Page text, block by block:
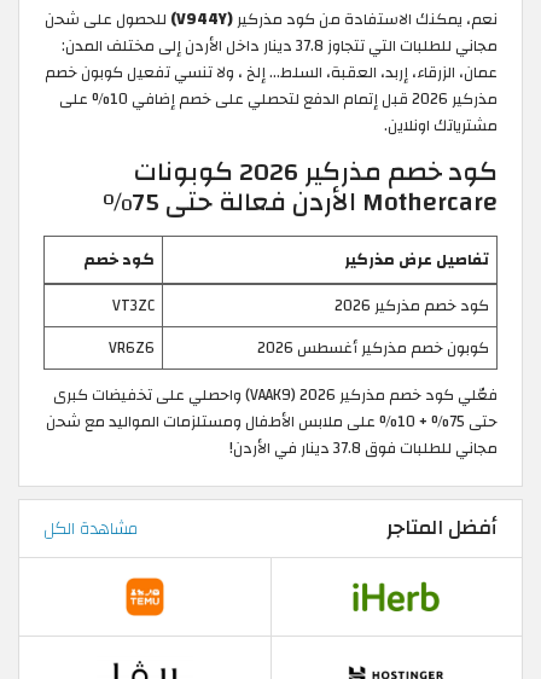
نعم، يمكنك الاستفادة من كود مذركير(V944Y)
للحصول على شحن
مجاني للطلبات التي تتجاوز 37.8 دينار داخل الأردن إلى مختلف المدن:
عمان، الزرقاء، إربد، العقبة، السلط... إلخ ، ولا تنسي تفعيل كوبون خصم
مذركير 2026 قبل إتمام الدفع لتحصلي على خصم إضافي 10% على
مشترياتك اونلاين.
كود خصم مذركير 2026 كوبونات
Mothercare الأردن فعالة حتى 75%
تفاصيل عرض مذركير
كود خصم
كود خصم مذركير 2026
VT3ZC
كوبون خصم مذركير أغسطس 2026
VR6Z6
فعّلي كود خصم مذركير 2026 (VAAK9) واحصلي على تخفيضات كبرى
حتى 75% + 10% على ملابس الأطفال ومستلزمات المواليد مع شحن
مجاني للطلبات فوق 37.8 دينار في الأردن!
أفضل المتاجر مشاهدة الكل